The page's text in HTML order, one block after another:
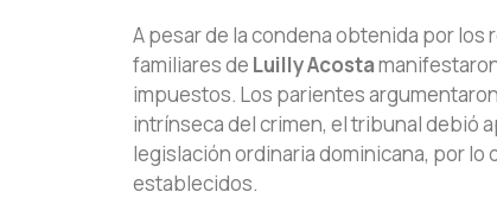
A pesar de la condena obtenida por
familiares de Luilly Acosta
impuestos. Los parientes
intrínseca del crimen, el tribunal debió
legislación ordinaria dominicana, por lo
establecidos.